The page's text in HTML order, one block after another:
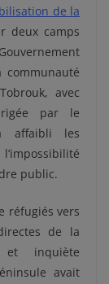
de la
deux camps
communauté
avec
par le
affaibli les
public.
réfugiés vers
de la
et inquiète
avait